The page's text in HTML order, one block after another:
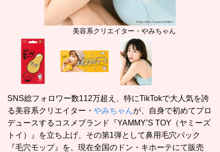
美容系クリエイター・やみちゃん
SNS総フォロワー数112万超え、特にTikTokで大人気を誇
る美容系クリエイター・ やみちゃんが、自身で初めてプロ
デュースするコスメブランド『YAMMY’S TOY（ヤミーズ
トイ）』を立ち上げ、その第1弾として鼻用毛穴パック
『毛穴モップ』を、現在全国のドン・キホーテにて販売